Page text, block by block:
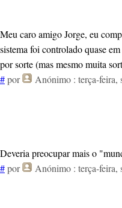
Meu caro amigo Jorge, eu
sistema foi controlado quase
por sorte (mas mesmo muita
#por Anónimo : terça-feira,
Deveria preocupar mais o
#por Anónimo : terça-feira,